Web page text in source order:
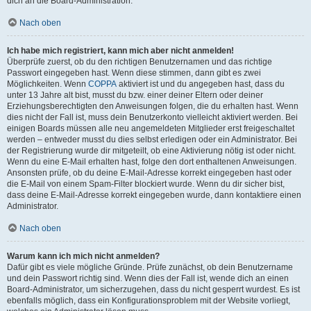
Nach oben
Ich habe mich registriert, kann mich aber nicht anmelden!
Überprüfe zuerst, ob du den richtigen Benutzernamen und das richtige
Passwort eingegeben hast. Wenn diese stimmen, dann gibt es zwei
Möglichkeiten. Wenn COPPA aktiviert ist und du angegeben hast, dass du
unter 13 Jahre alt bist, musst du bzw. einer deiner Eltern oder deiner
Erziehungsberechtigten den Anweisungen folgen, die du erhalten hast. Wenn
dies nicht der Fall ist, muss dein Benutzerkonto vielleicht aktiviert werden. Bei
einigen Boards müssen alle neu angemeldeten Mitglieder erst freigeschaltet
werden – entweder musst du dies selbst erledigen oder ein Administrator. Bei
der Registrierung wurde dir mitgeteilt, ob eine Aktivierung nötig ist oder nicht.
Wenn du eine E-Mail erhalten hast, folge den dort enthaltenen Anweisungen.
Ansonsten prüfe, ob du deine E-Mail-Adresse korrekt eingegeben hast oder
die E-Mail von einem Spam-Filter blockiert wurde. Wenn du dir sicher bist,
dass deine E-Mail-Adresse korrekt eingegeben wurde, dann kontaktiere einen
Administrator.
Nach oben
Warum kann ich mich nicht anmelden?
Dafür gibt es viele mögliche Gründe. Prüfe zunächst, ob dein Benutzername
und dein Passwort richtig sind. Wenn dies der Fall ist, wende dich an einen
Board-Administrator, um sicherzugehen, dass du nicht gesperrt wurdest. Es ist
ebenfalls möglich, dass ein Konfigurationsproblem mit der Website vorliegt,